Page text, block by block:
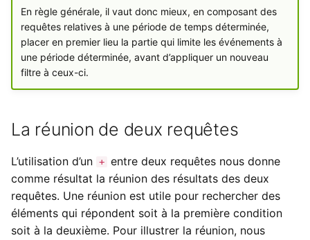
En règle générale, il vaut donc mieux, en composant des
requêtes relatives à une période de temps déterminée,
placer en premier lieu la partie qui limite les événements à
une période déterminée, avant d’appliquer un nouveau
filtre à ceux-ci.
La réunion de deux requêtes
L’utilisation d’un + entre deux requêtes nous donne
comme résultat la réunion des résultats des deux
requêtes. Une réunion est utile pour rechercher des
éléments qui répondent soit à la première condition
soit à la deuxième. Pour illustrer la réunion, nous